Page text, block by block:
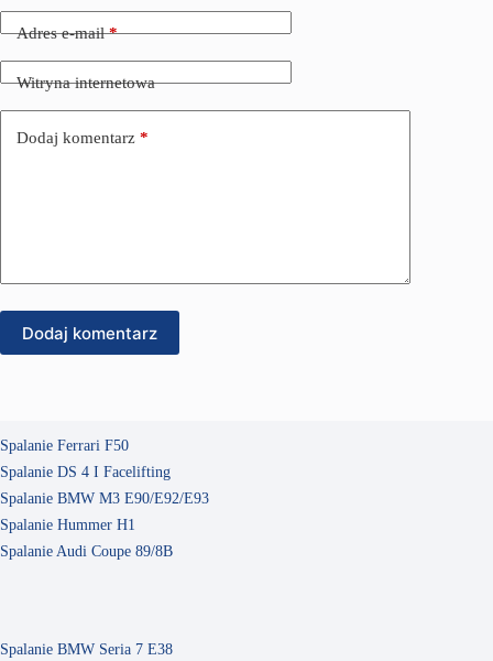
Adres e-mail*
Witryna internetowa
Dodaj komentarz *
Dodaj komentarz
Spalanie Ferrari F50
Spalanie DS 4 I Facelifting
Spalanie BMW M3 E90/E92/E93
Spalanie Hummer H1
Spalanie Audi Coupe 89/8B
Spalanie BMW Seria 7 E38